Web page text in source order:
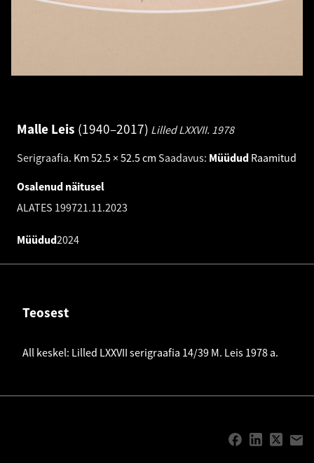
Malle Leis 1940–2017 Lilled LXXVII. 1978
Serigraafia. Km 52.5 × 52.5 cm Saadavus: Müüdud Raamitud
Osalenud näitusel
ALATES 199721.11.2023
Müüdud2024
Teosest
All keskel: Lilled LXXVII serigraafia 14/39 M. Leis 1978 a.